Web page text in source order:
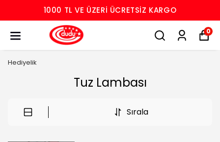
1000 TL VE ÜZERI ÜCRETSIZ KARGO
0
Hediyelik
Tuz Lambası
Sırala